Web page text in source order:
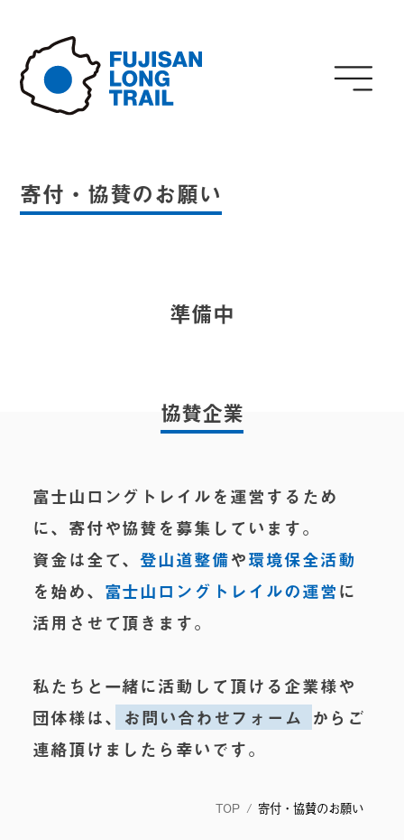
content
寄付・協賛のお願い
準備中
協賛企業
富士山ロングトレイルを運営するため
に、寄付や協賛を募集しています。
資金は全て、登山道整備や環境保全活動
を始め、 富士山ロングトレイルの運営に
活用させて頂きます。
私たちと一緒に活動して頂ける企業様や
団体様は、 お問い合わせフォーム からご
連絡頂けましたら幸いです。
TOP / 寄付・協賛のお願い